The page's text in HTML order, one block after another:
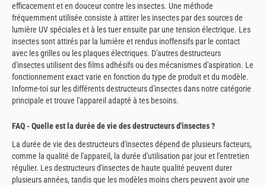
efficacement et en douceur contre les insectes. Une méthode
fréquemment utilisée consiste à attirer les insectes par des sources de
lumière UV spéciales et à les tuer ensuite par une tension électrique. Les
insectes sont attirés par la lumière et rendus inoffensifs par le contact
avec les grilles ou les plaques électriques. D'autres destructeurs
d'insectes utilisent des films adhésifs ou des mécanismes d'aspiration. Le
fonctionnement exact varie en fonction du type de produit et du modèle.
Informe-toi sur les différents destructeurs d'insectes dans notre catégorie
principale et trouve l'appareil adapté à tes besoins.
FAQ - Quelle est la durée de vie des destructeurs d'insectes ?
La durée de vie des destructeurs d'insectes dépend de plusieurs facteurs,
comme la qualité de l'appareil, la durée d'utilisation par jour et l'entretien
régulier. Les destructeurs d'insectes de haute qualité peuvent durer
plusieurs années, tandis que les modèles moins chers peuvent avoir une